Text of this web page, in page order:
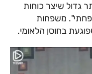
גדול שיצר כוחות
משפחות
בחוסן הלאומי.